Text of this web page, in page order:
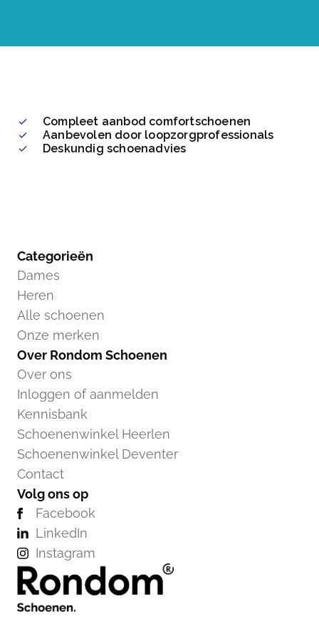
Compleet aanbod comfortschoenen
Aanbevolen door loopzorgprofessionals
Deskundig schoenadvies
Categorieën
Dames
Heren
Alle schoenen
Onze merken
Over Rondom Schoenen
Over ons
Inloggen of aanmelden
Kennisbank
Schoenenwinkel Heerlen
Schoenenwinkel Deventer
Contact
Volg ons op
Facebook
LinkedIn
Instagram